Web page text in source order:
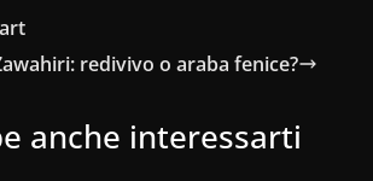
e
dI a vi
redivivo o araba fenice?
anche interessarti